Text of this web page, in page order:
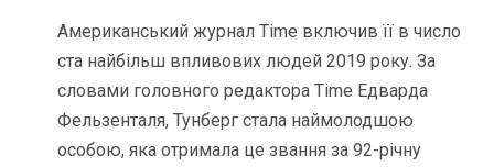
Американський журнал Time включив її в число
ста найбільш впливових людей 2019 року. За
словами головного редактора Time Едварда
Фельзенталя, Тунберг стала наймолодшою
особою, яка отримала це звання за 92-річну